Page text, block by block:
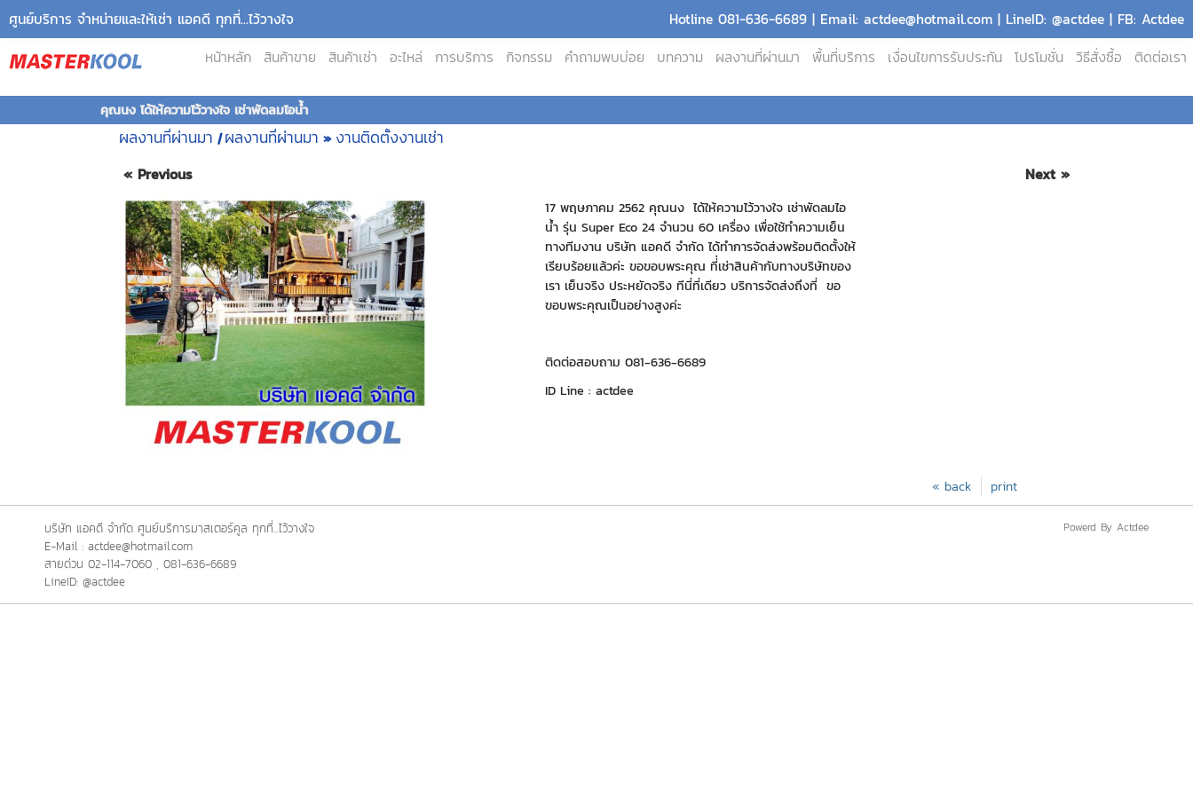
ศูนย์บริการ จำหน่ายและให้เช่า แอคดี ทุกที่...ไว้วางใจ
Hotline 081-636-6689 | Email: actdee@hotmail.com | LineID: @actdee | FB: Actdee
หน้าหลัก
สินค้าขาย สินค้าเช่า อะไหล่ การบริการ กิจกรรม คำถามพบบ่อย บทความ ผลงานที่ผ่านมา พื้นที่บริการ เงื่อนไขการรับประกัน โปรโมชั่น วิธีสั่งซื้อ ติดต่อเรา
คุณนง ได้ให้ความไว้วางใจ เช่าพัดลมไอน้ำ
ผลงานที่ผ่านมา | ผลงานที่ผ่านมา » งานติดตั้งงานเช่า
« Previous Next »
17 พฤษภาคม 2562 คุณนง ได้ให้ความไว้วางใจ เช่าพัดลมไอ
น้ำ รุ่น Super Eco 24 จำนวน 60 เครื่อง เพื่อใช้ทำความเย็น
ทางทีมงาน บริษัท แอคดี จำกัด ได้ทำการจัดส่งพร้อมติดตั้งให้
เรียบร้อยแล้วค่ะ ขอขอบพระคุณ ที่่เช่าสินค้ากับทางบริษัทของ
เรา เย็นจริง ประหยัดจริง ทีนี่ที่เดียว บริการจัดส่งถึงที่ ขอ
ขอบพระคุณเป็นอย่างสูงค่ะ
ติดต่อสอบถาม 081-636-6689
ID Line : actdee
print
« back
บริษัท แอคดี จำกัด ศูนย์บริการมาสเตอร์คูล ทุกที่...ไว้วางใจ
E-Mail : actdee@hotmail.com
สายด่วน 02-114-7060 , 081-636-6689
LineID: @actdee
Powerd By Actdee